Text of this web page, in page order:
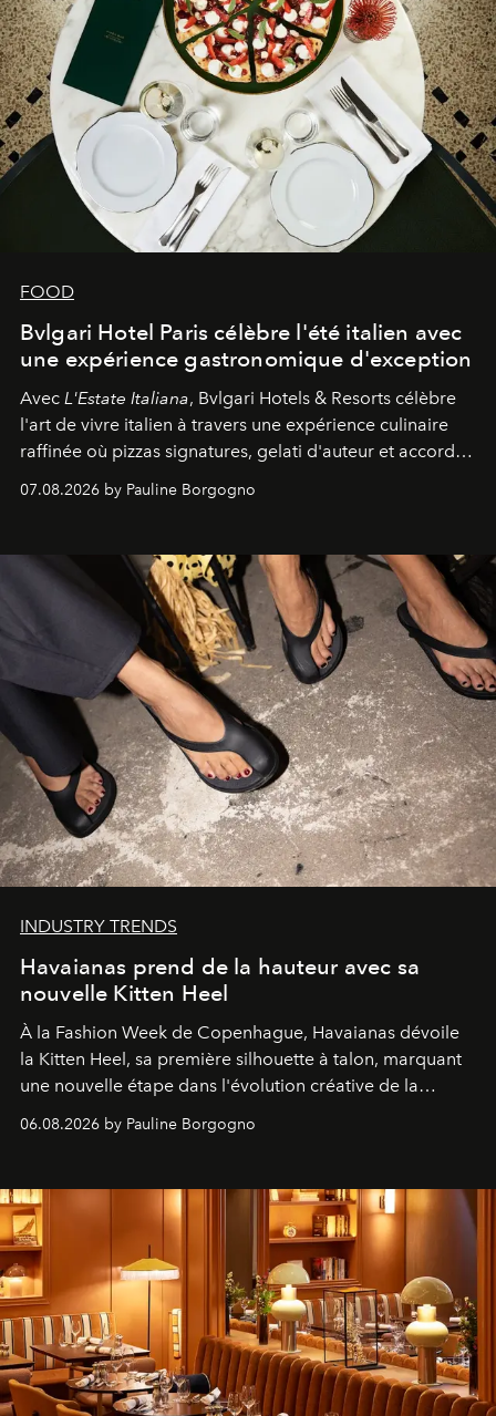
FOOD
Bvlgari Hotel Paris célèbre l'été italien avec
une expérience gastronomique d'exception
Avec L'Estate Italiana, Bvlgari Hotels & Resorts célèbre
l'art de vivre italien à travers une expérience culinaire
raffinée où pizzas signatures, gelati d'auteur et accords
d'exception composent un véritable voyage sensoriel.
07.08.2026 by Pauline Borgogno
INDUSTRY TRENDS
Havaianas prend de la hauteur avec sa
nouvelle Kitten Heel
À la Fashion Week de Copenhague, Havaianas dévoile
la Kitten Heel, sa première silhouette à talon, marquant
une nouvelle étape dans l'évolution créative de la
06.08.2026 by Pauline Borgogno